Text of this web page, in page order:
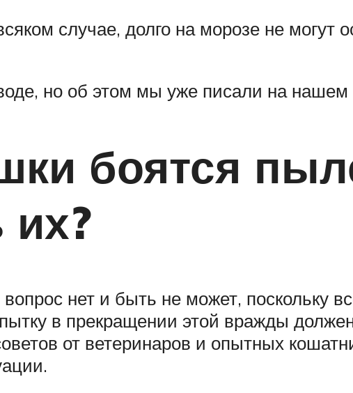
случае, долго на морозе не могут
но об этом мы уже писали на нашем
боятся
их?
вопрос нет и быть не может, поскольку
в прекращении этой вражды
от ветеринаров и опытных